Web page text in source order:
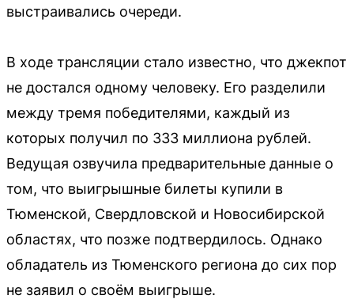
выстраивались очереди.
В ходе трансляции стало известно, что джекпот
не достался одному человеку. Его разделили
между тремя победителями, каждый из
которых получил по 333 миллиона рублей.
Ведущая озвучила предварительные данные о
том, что выигрышные билеты купили в
Тюменской, Свердловской и Новосибирской
областях, что позже подтвердилось. Однако
обладатель из Тюменского региона до сих пор
не заявил о своём выигрыше.